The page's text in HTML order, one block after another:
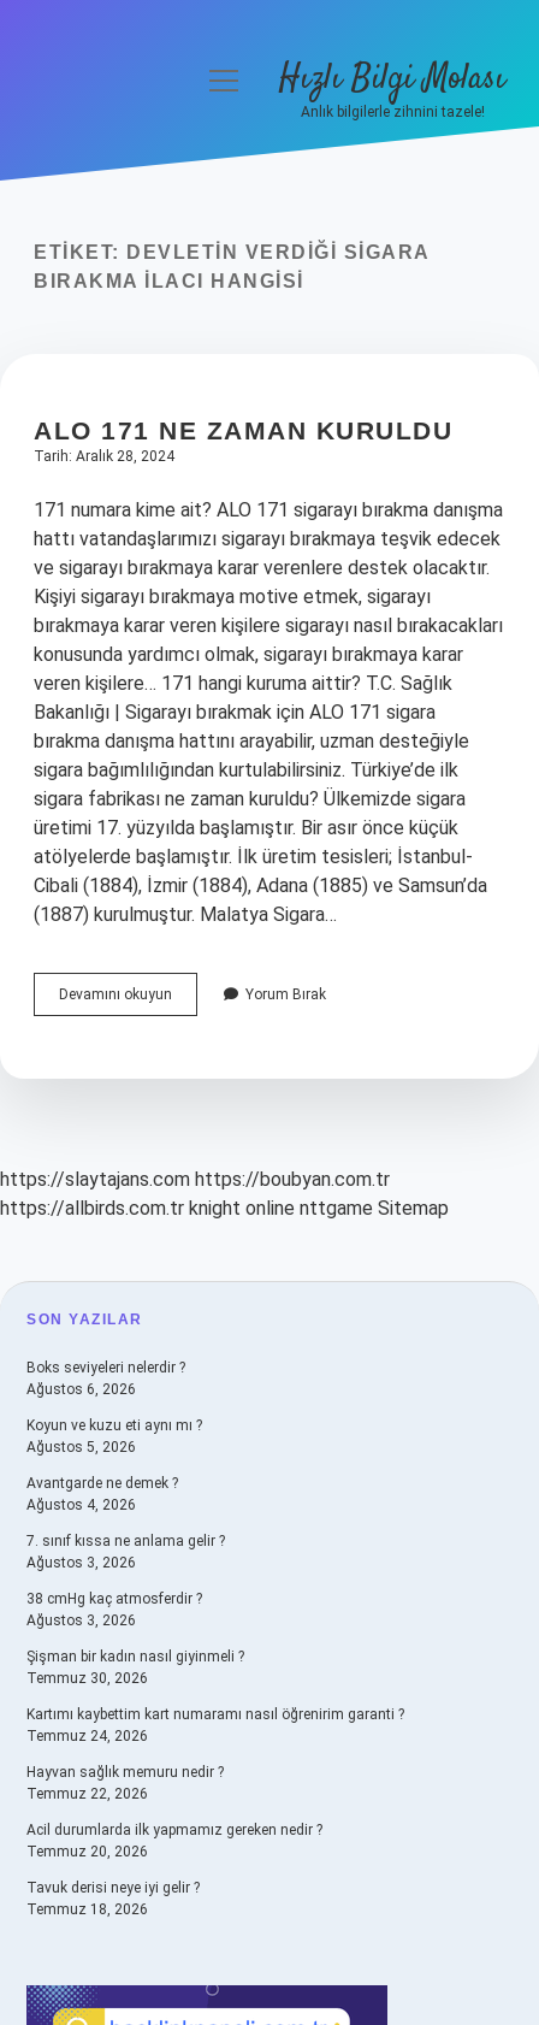
Yasal Uyarı
menüyüHızlı Bilgi Molası
Anlık bilgilerle zihnini tazele!
ETIKET:
DEVLETIN VERDIĞI SIGARA
BIRAKMA ILACI HANGISI
ALO 171 NE ZAMAN KURULDU
Tarih: Aralık 28, 2024
171 numara kime ait? ALO 171 sigarayı bırakma danışma
hattı vatandaşlarımızı sigarayı bırakmaya teşvik edecek
ve sigarayı bırakmaya karar verenlere destek olacaktır.
Kişiyi sigarayı bırakmaya motive etmek, sigarayı
bırakmaya karar veren kişilere sigarayı nasıl bırakacakları
konusunda yardımcı olmak, sigarayı bırakmaya karar
veren kişilere… 171 hangi kuruma aittir? T.C. Sağlık
Bakanlığı | Sigarayı bırakmak için ALO 171 sigara
bırakma danışma hattını arayabilir, uzman desteğiyle
sigara bağımlılığından kurtulabilirsiniz. Türkiye’de ilk
sigara fabrikası ne zaman kuruldu? Ülkemizde sigara
üretimi 17. yüzyılda başlamıştır. Bir asır önce küçük
atölyelerde başlamıştır. İlk üretim tesisleri; İstanbul-
Cibali (1884), İzmir (1884), Adana (1885) ve Samsun’da
(1887) kurulmuştur. Malatya Sigara…
Devamını okuyun
171
Kuruldu
Yorum Bırak
https://slaytajans.com https://boubyan.com.tr
https://allbirds.com.tr knight online nttgame Sitemap
SIDEBAR
SON YAZILAR
Boks seviyeleri nelerdir ?
Ağustos 6, 2026
Koyun ve kuzu eti aynı mı ?
Ağustos 5, 2026
Avantgarde ne demek ?
Ağustos 4, 2026
7. sınıf kıssa ne anlama gelir ?
Ağustos 3, 2026
38 cmHg kaç atmosferdir ?
Ağustos 3, 2026
Şişman bir kadın nasıl giyinmeli ?
Temmuz 30, 2026
Kartımı kaybettim kart numaramı nasıl öğrenirim garanti ?
Temmuz 24, 2026
Hayvan sağlık memuru nedir ?
Temmuz 22, 2026
Acil durumlarda ilk yapmamız gereken nedir ?
Temmuz 20, 2026
Tavuk derisi neye iyi gelir ?
Temmuz 18, 2026